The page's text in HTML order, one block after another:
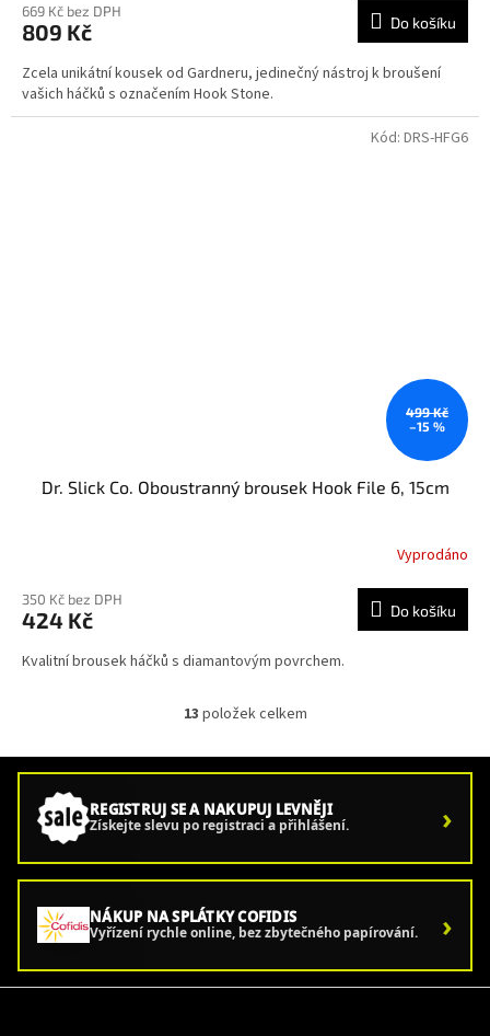
669 Kč bez DPH
809 Kč Do košíku
Zcela unikátní kousek od Gardneru, jedinečný nástroj k broušení
vašich háčků s označením Hook Stone.
499 Kč
–15 %
Dr. Slick Co. Oboustranný brousek Hook File 6, 15cm
Vyprodáno
350 Kč bez DPH
424 Kč Do košíku
Kvalitní brousek háčků s diamantovým povrchem.
Kód: DRS-HFG6
O
l
d
a
í
p
r
v
y
v
13 položek celkem
REGISTRUJ SE A NAKUPUJ LEVNĚJI
Získejte slevu po registraci a přihlášení. ›
NÁKUP NA SPLÁTKY COFIDIS
Vyřízení rychle online, bez zbytečného papírování. ›